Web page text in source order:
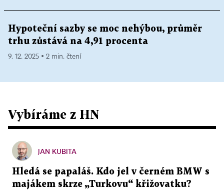
Hypoteční sazby se moc nehýbou, průměr
trhu zůstává na 4,91 procenta
9. 12. 2025 ▪ 2 min. čtení
Vybíráme z HN
JAN KUBITA
Hledá se papaláš. Kdo jel v černém BMW s
majákem skrze „Turkovu“ křižovatku?